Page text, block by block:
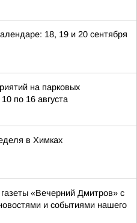
18, 19 и 20 сентября
на парковых
по 16 августа
в Химках
«Вечерний Дмитров» с
и событиями нашего